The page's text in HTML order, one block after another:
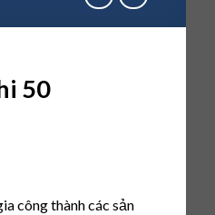
50
công thành các sản